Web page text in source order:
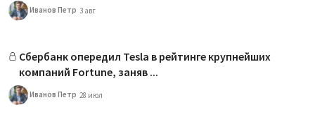
Иванов Петр 3 авг
Сбербанк опередил Tesla в рейтинге крупнейших
компаний Fortune, заняв ...
Иванов Петр 28 июл